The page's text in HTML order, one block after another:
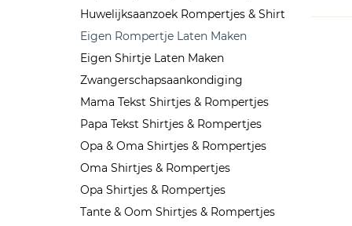
Huwelijksaanzoek Rompertjes & Shirt
Eigen Rompertje Laten Maken
Eigen Shirtje Laten Maken
Zwangerschapsaankondiging
Mama Tekst Shirtjes & Rompertjes
Papa Tekst Shirtjes & Rompertjes
Opa & Oma Shirtjes & Rompertjes
Oma Shirtjes & Rompertjes
Opa Shirtjes & Rompertjes
Tante & Oom Shirtjes & Rompertjes